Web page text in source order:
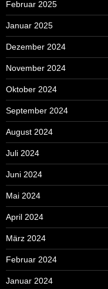
Februar 2025
Januar 2025
Dezember 2024
November 2024
Oktober 2024
September 2024
August 2024
Juli 2024
Juni 2024
Mai 2024
April 2024
März 2024
Februar 2024
Januar 2024